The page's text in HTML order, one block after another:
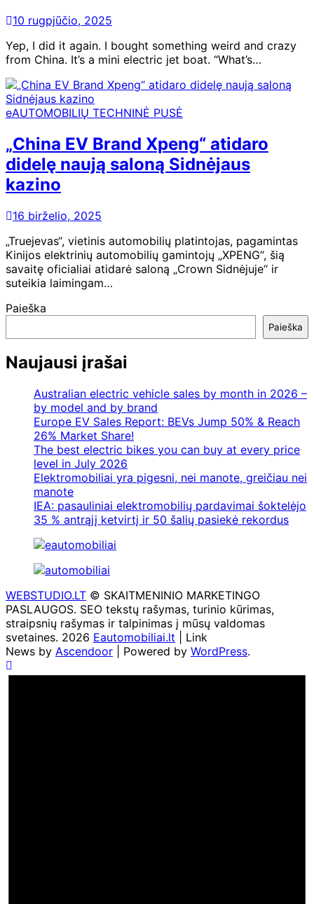
10 rugpjūčio, 2025
Yep, I did it again. I bought something weird and crazy
from China. It’s a mini electric jet boat. “What’s…
eAUTOMOBILIŲ TECHNINĖ PUSĖ
„China EV Brand Xpeng“ atidaro
didelę naują saloną Sidnėjaus
kazino
16 birželio, 2025
„Truejevas“, vietinis automobilių platintojas, pagamintas
Kinijos elektrinių automobilių gamintojų „XPENG“, šią
savaitę oficialiai atidarė saloną „Crown Sidnėjuje“ ir
suteikia laimingam…
Paieška
Paieška
Naujausi įrašai
Australian electric vehicle sales by month in 2026 –
by model and by brand
Europe EV Sales Report: BEVs Jump 50% & Reach
26% Market Share!
The best electric bikes you can buy at every price
level in July 2026
Elektromobiliai yra pigesni, nei manote, greičiau nei
manote
IEA: pasauliniai elektromobilių pardavimai šoktelėjo
35 % antrąjį ketvirtį ir 50 šalių pasiekė rekordus
WEBSTUDIO.LT © SKAITMENINIO MARKETINGO
PASLAUGOS. SEO tekstų rašymas, turinio kūrimas,
straipsnių rašymas ir talpinimas į mūsų valdomas
svetaines. 2026 Eautomobiliai.lt | Link
News by Ascendoor | Powered by WordPress.